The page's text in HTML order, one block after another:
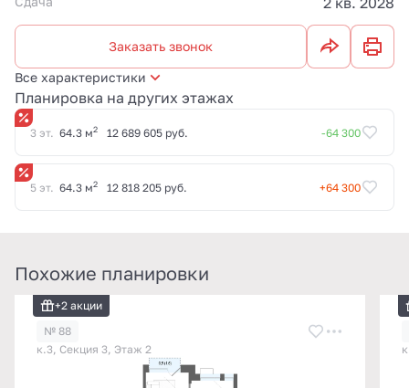
Заказать звонок
Все характеристики
Планировка на других этажах
3 эт. 64.3 м2 12 689 605 руб. -64 300
5 эт. 64.3 м2 12 818 205 руб. +64 300
Похожие планировки
+2 акции
№ 88
к.3, Секция 3, Этаж 2